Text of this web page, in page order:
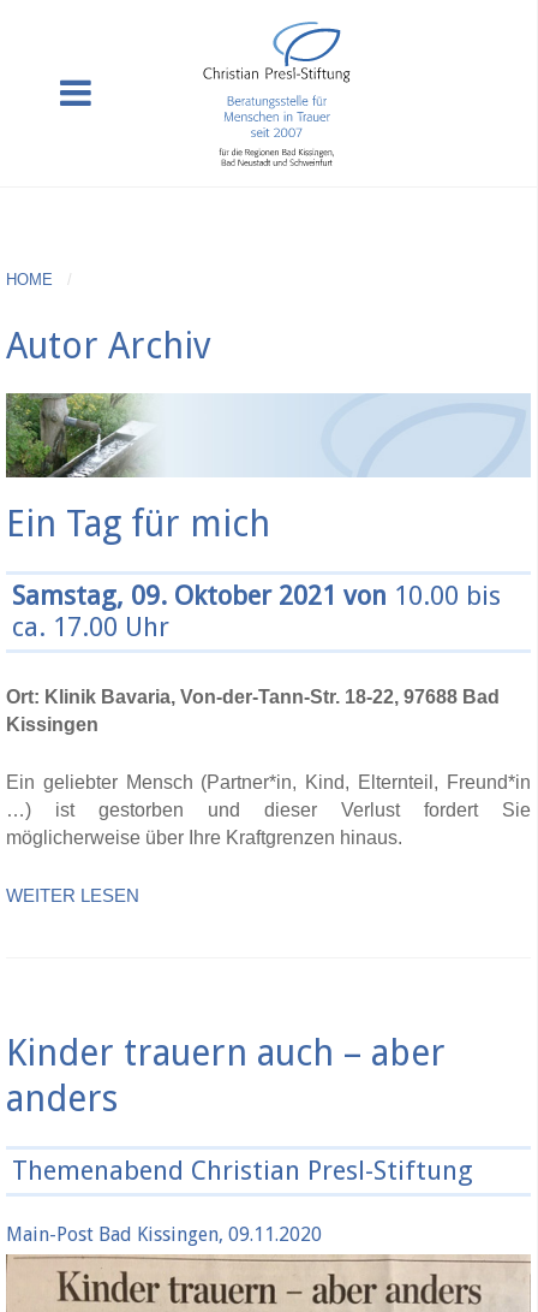
HOME
Autor Archiv
Ein Tag für mich
Samstag, 09. Oktober 2021 von 10.00 bis
ca. 17.00 Uhr
Ort: Klinik Bavaria, Von-der-Tann-Str. 18-22, 97688 Bad
Kissingen
Ein geliebter Mensch (Partner*in, Kind, Elternteil, Freund*in
…) ist gestorben und dieser Verlust fordert Sie
möglicherweise über Ihre Kraftgrenzen hinaus.
WEITER LESEN
Kinder trauern auch – aber
anders
Themenabend Christian Presl-Stiftung
Main-Post Bad Kissingen, 09.11.2020